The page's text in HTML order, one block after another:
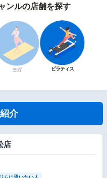
ンルの店舗を探す
ヨガ ピラティス
介
店